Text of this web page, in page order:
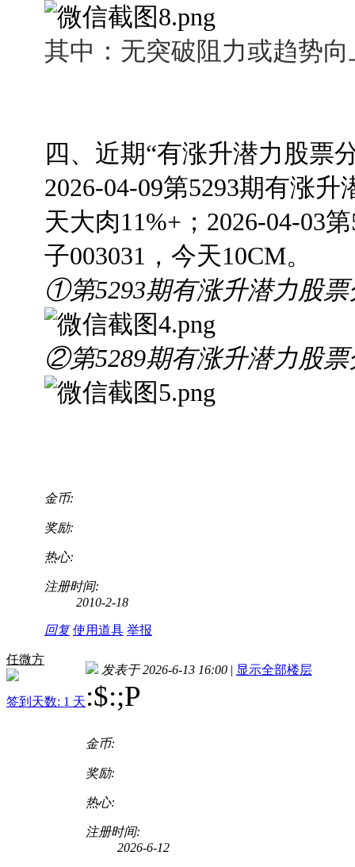
其中：无突破阻力或趋势向
四、近期“有涨升潜力股票
2026-04-09第5293期有涨升
天大肉11%+； 2026-04-03
子003031，今天10CM。
①第5293期有涨升潜力股票
②第5289期有涨升潜力股票
金币:
奖励:
热心:
注册时间:
2010-2-18
回复 使用道具 举报
任微方
签到天数: 1 天
发表于 2026-6-13 16:00 | 显示全部楼层
:$:;P
金币:
奖励:
热心:
注册时间:
2026-6-12